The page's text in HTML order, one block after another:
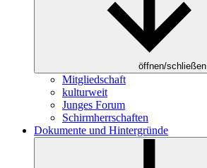
öffnen/schließen
Mitgliedschaft
kulturweit
Junges Forum
Schirmherrschaften
Dokumente und Hintergründe